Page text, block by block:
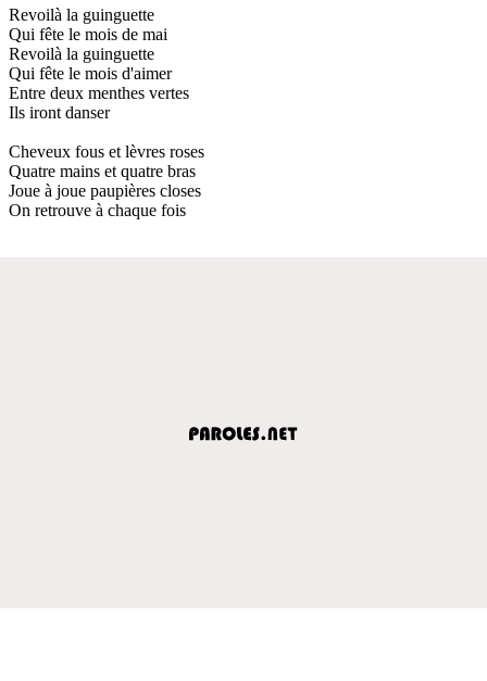
Revoilà la guinguette
Qui fête le mois de mai
Revoilà la guinguette
Qui fête le mois d'aimer
Entre deux menthes vertes
Ils iront danser
Cheveux fous et lèvres roses
Quatre mains et quatre bras
Joue à joue paupières closes
On retrouve à chaque fois